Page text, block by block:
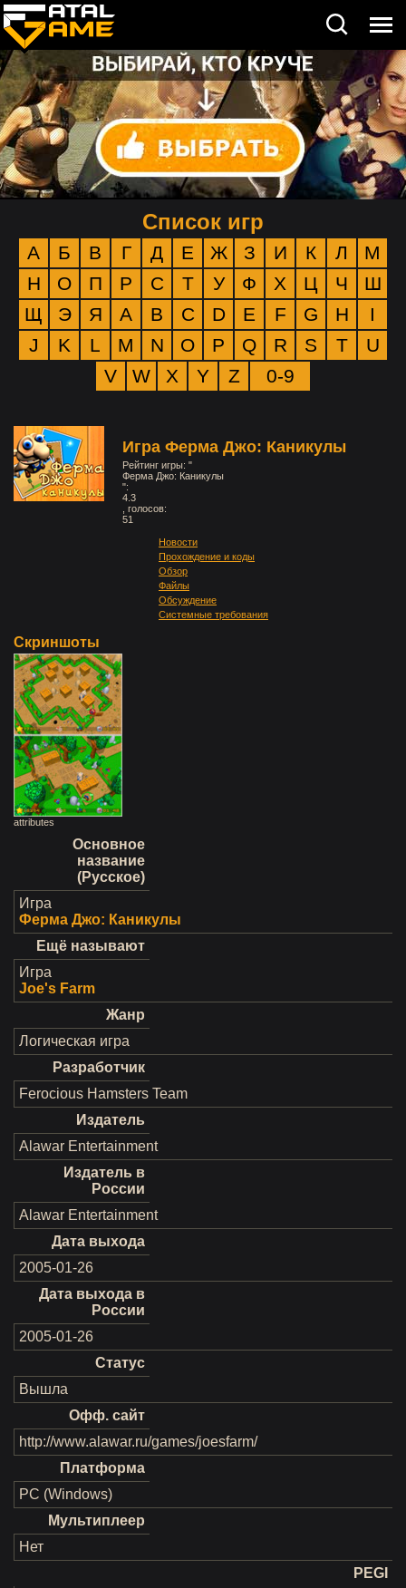
Список игр
А Б В Г Д Е Ж З И К Л
М
Н
О П Р С Т У Ф Х Ц Ч
Ш
Щ
Э Я A B C D E F G H
I
J
K L M N O P Q R S T
U
V
W X Y Z 0-9
Игра Ферма Джо: Каникулы
Рейтинг игры: "
Ферма Джо: Каникулы
":
4.3
, голосов:
51
Новости
Прохождение и коды
Обзор
Файлы
Обсуждение
Системные требования
Скриншоты
attributes
Основное
название
(Русское)
Игра
Ферма Джо: Каникулы
Ещё называют
Игра
Joe's Farm
Жанр
Логическая игра
Разработчик
Ferocious Hamsters Team
Издатель
Alawar Entertainment
Издатель в
России
Alawar Entertainment
Дата выхода
2005-01-26
Дата выхода в
России
2005-01-26
Статус
Вышла
Офф. сайт
http://www.alawar.ru/games/joesfarm/
Платформа
PC (Windows)
Мультиплеер
Нет
PEGI